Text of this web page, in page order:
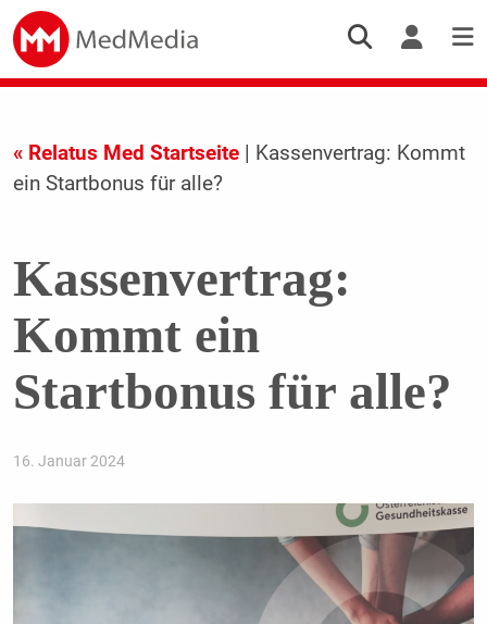
« Relatus Med Startseite| Kassenvertrag: Kommt
ein Startbonus für alle?
Kassenvertrag:
Kommt ein
Startbonus für alle?
16. Januar 2024